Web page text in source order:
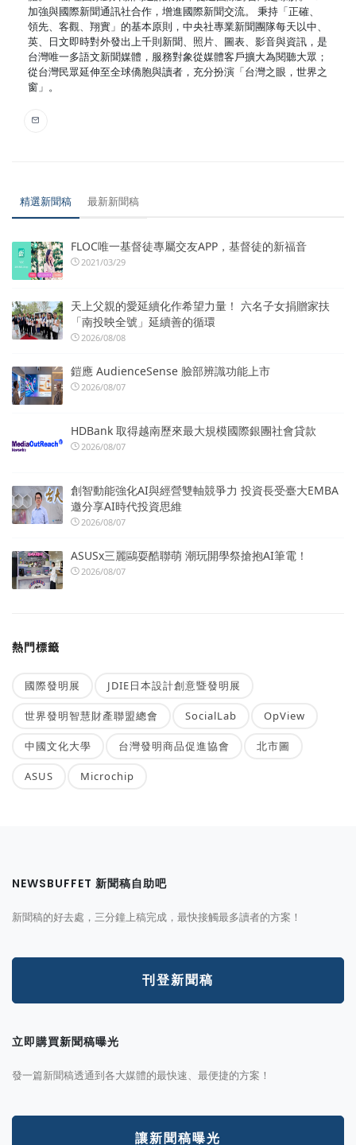
加強與國際新聞通訊社合作，增進國際新聞交流。 秉持「正確、
領先、客觀、翔實」的基本原則，中央社專業新聞團隊每天以中、
英、日文即時對外發出上千則新聞、照片、圖表、影音與資訊，是
台灣唯一多語文新聞媒體，服務對象從媒體客戶擴大為閱聽大眾；
從台灣民眾延伸至全球僑胞與讀者，充分扮演「台灣之眼，世界之
窗」。
精選新聞稿 最新新聞稿
FLOC唯一基督徒專屬交友APP，基督徒的新福音
2021/03/29
天上父親的愛延續化作希望力量！ 六名子女捐贈家扶
「南投映全號」延續善的循環
2026/08/08
鎧應 AudienceSense 臉部辨識功能上市
2026/08/07
HDBank 取得越南歷來最大規模國際銀團社會貸款
2026/08/07
創智動能強化AI與經營雙軸競爭力 投資長受臺大EMBA
邀分享AI時代投資思維
2026/08/07
ASUSx三麗鷗耍酷聯萌 潮玩開學祭搶抱AI筆電！
2026/08/07
熱門標籤
國際發明展 JDIE日本設計創意暨發明展
世界發明智慧財產聯盟總會 SocialLab OpView
中國文化大學 台灣發明商品促進協會 北市圖
ASUS Microchip
NEWSBUFFET 新聞稿自助吧
新聞稿的好去處，三分鐘上稿完成，最快接觸最多讀者的方案！
刊登新聞稿
立即購買新聞稿曝光
發一篇新聞稿透通到各大媒體的最快速、最便捷的方案！
讓新聞稿曝光